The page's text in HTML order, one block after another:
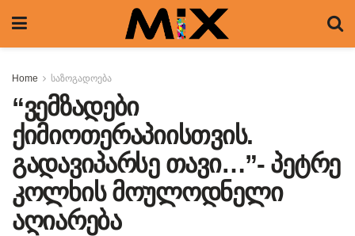
Home საზოგადოება
“ვემზადები
ქიმიოთერაპიისთვის.
გადავიპარსე თავი…”- პეტრე
კოლხის მოულოდნელი
აღიარება